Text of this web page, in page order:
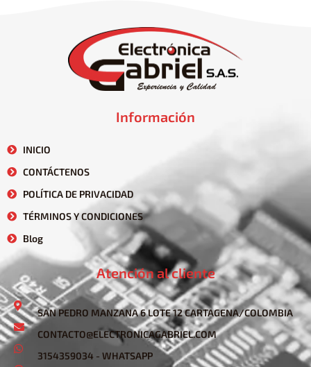
Información
INICIO
CONTÁCTENOS
POLÍTICA DE PRIVACIDAD
TÉRMINOS Y CONDICIONES
Blog
Atención al cliente
SAN PEDRO MANZANA 6 LOTE 12 CARTAGENA/COLOMBIA
CONTACTO@ELECTRONICAGABRIEL.COM
3154359034 - WHATSAPP